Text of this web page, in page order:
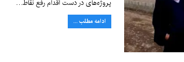
پروژه‌های در دست اقدام رفع نقاط…
ادامه مطلب ...